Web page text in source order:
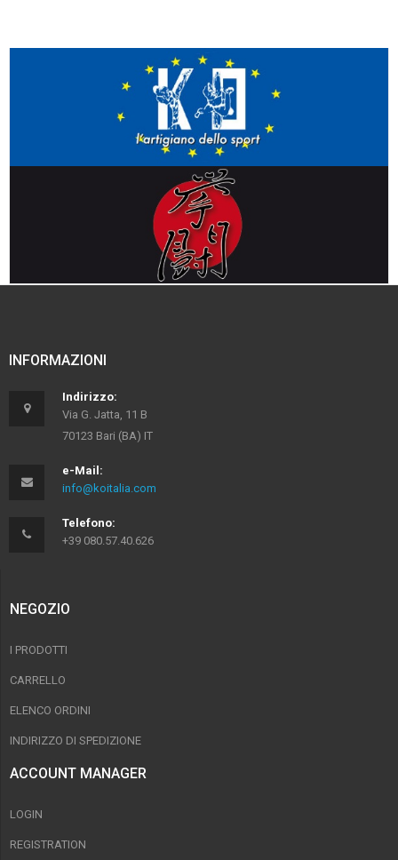
INFORMAZIONI
Indirizzo:
Via G. Jatta, 11 B
70123 Bari (BA) IT
e-Mail:
info@koitalia.com
Telefono:
+39 080.57.40.626
NEGOZIO
I PRODOTTI
CARRELLO
ELENCO ORDINI
INDIRIZZO DI SPEDIZIONE
ACCOUNT MANAGER
LOGIN
REGISTRATION